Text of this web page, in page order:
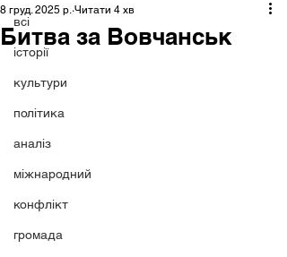
всі
історії
культури
політика
аналіз
міжнародний
конфлікт
громада
Битва за Вовчанськ
8 груд. 2025 р. Читати 4 хв